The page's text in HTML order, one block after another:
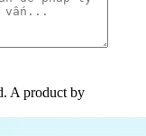
A product by